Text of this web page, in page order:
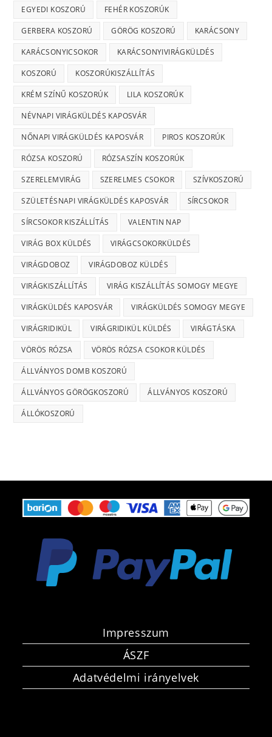
EGYEDI KOSZORÚ FEHÉR KOSZORÚK
GERBERA KOSZORÚ GÖRÖG KOSZORÚ KARÁCSONY
KARÁCSONYICSOKOR KARÁCSONYIVIRÁGKÜLDÉS
KOSZORÚ KOSZORÚKISZÁLLÍTÁS
KRÉM SZÍNŰ KOSZORÚK LILA KOSZORÚK
NÉVNAPI VIRÁGKÜLDÉS KAPOSVÁR
NŐNAPI VIRÁGKÜLDÉS KAPOSVÁR PIROS KOSZORÚK
RÓZSA KOSZORÚ RÓZSASZÍN KOSZORÚK
SZERELEMVIRÁG SZERELMES CSOKOR SZÍVKOSZORÚ
SZÜLETÉSNAPI VIRÁGKÜLDÉS KAPOSVÁR SÍRCSOKOR
SÍRCSOKOR KISZÁLLÍTÁS VALENTIN NAP
VIRÁG BOX KÜLDÉS VIRÁGCSOKORKÜLDÉS
VIRÁGDOBOZ VIRÁGDOBOZ KÜLDÉS
VIRÁGKISZÁLLÍTÁS VIRÁG KISZÁLLÍTÁS SOMOGY MEGYE
VIRÁGKÜLDÉS KAPOSVÁR VIRÁGKÜLDÉS SOMOGY MEGYE
VIRÁGRIDIKÜL VIRÁGRIDIKÜL KÜLDÉS VIRÁGTÁSKA
VÖRÖS RÓZSA VÖRÖS RÓZSA CSOKOR KÜLDÉS
ÁLLVÁNYOS DOMB KOSZORÚ
ÁLLVÁNYOS GÖRÖGKOSZORÚ ÁLLVÁNYOS KOSZORÚ
ÁLLÓKOSZORÚ
Impresszum
ÁSZF
Adatvédelmi irányelvek